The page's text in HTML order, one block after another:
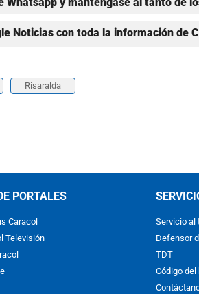
Noticias con toda la información de
Risaralda
PORTALES
Caracol
Televisión
Servicio al
Defensor
TDT
Código del